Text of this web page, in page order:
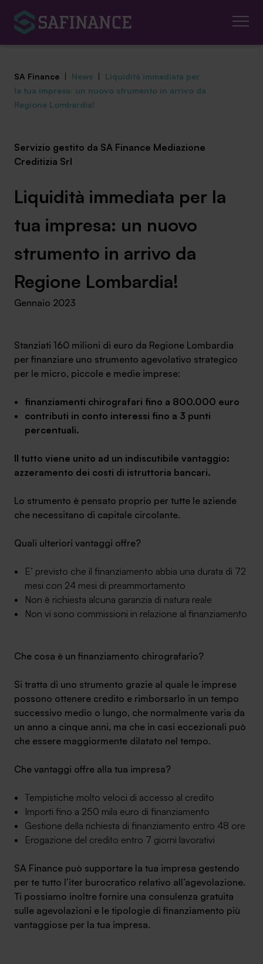
Finanza Agevolata
Centro studi
News ed eventi
Chi siamo
Ambassador
Contatti
+030.3540104
info@safinance.it
SA Finance Mediazione Creditizia Srl, società di mediazione creditizia iscritta
all'Oam n.M336
SA Finance | News | Liquidità immediata per
la tua impresa: un nuovo strumento in arrivo da
Regione Lombardia!
Servizio gestito da SA Finance Mediazione
Creditizia Srl
Liquidità immediata per la
tua impresa: un nuovo
strumento in arrivo da
Regione Lombardia!
Gennaio 2023
Stanziati 160 milioni di euro da Regione Lombardia
per finanziare uno strumento agevolativo strategico
per le micro, piccole e medie imprese:
finanziamenti chirografari fino a 800.000 euro
contributi in conto interessi fino a 3 punti
percentuali.
Il tutto viene unito ad un indiscutibile vantaggio:
azzeramento dei costi di istruttoria bancari.
Lo strumento è pensato proprio per tutte le aziende
che necessitano di capitale circolante.
Quali ulteriori vantaggi offre?
E’ previsto che il finanziamento abbia una durata di 72
mesi con 24 mesi di preammortamento
Non è richiesta alcuna garanzia di natura reale
Non vi sono commissioni in relazione al finanziamento
Che cosa è un finanziamento chirografario?
Si tratta di uno strumento grazie al quale le imprese
possono ottenere credito e rimborsarlo in un tempo
successivo medio o lungo, che normalmente varia da
un anno a cinque anni, ma che in casi eccezionali può
che essere maggiormente dilatato nel tempo.
Che vantaggi offre alla tua impresa?
Tempistiche molto veloci di accesso al credito
Importi fino a 250 mila euro di finanziamento
Gestione della richiesta di finanziamento entro 48 ore
Erogazione del credito entro 7 giorni lavorativi
SA Finance può supportare la tua impresa gestendo
per te tutto l’iter burocratico relativo all’agevolazione.
Ti possiamo inoltre fornire una consulenza gratuita
sulle agevolazioni e le tipologie di finanziamento più
vantaggiose per la tua impresa.